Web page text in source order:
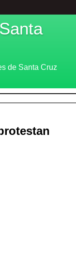
de Santa Cruz